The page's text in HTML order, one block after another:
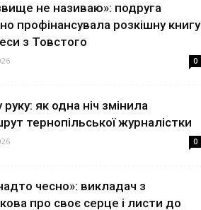
не називаю»: подруга
профінансувала розкішну книгу
з Товстого
0
руку: як одна ніч змінила
тернопільської журналістки
0
чесно»: викладач з
про своє серце і листи до